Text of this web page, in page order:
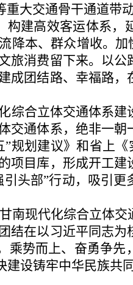
大交通骨干通道带
建高效客运体系
本、群众增收。
消费留下来。以公
成团结路、幸福路
合立体交通体系建
通体系，绝非一朝
规划建议》和省上
项目库，形成开工
头部”行动，吸引
现代化综合立体交
结在以习近平同志
乘势而上、奋勇争
设铸牢中华民族共